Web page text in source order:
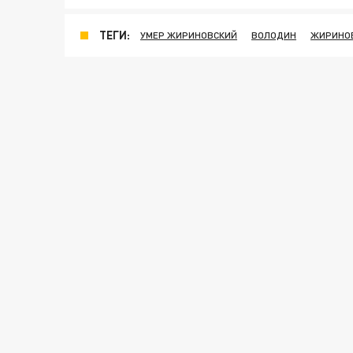
ТЕГИ: УМЕР ЖИРИНОВСКИЙ ВОЛОДИН